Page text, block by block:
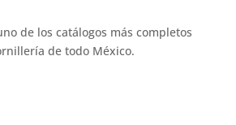
de los catálogos más completos
de todo México.